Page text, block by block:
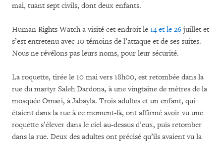
mai, tuant sept civils, dont deux enfants.
Human Rights Watch a visité cet endroit le 14 et le 26 juillet et
s’est entretenu avec 10 témoins de l’attaque et de ses suites.
Nous ne révélons pas leurs noms, pour leur sécurité.
La roquette, tirée le 10 mai vers 18h00, est retombée dans la
rue du martyr Saleh Dardona, à une vingtaine de mètres de la
mosquée Omari, à Jabayla. Trois adultes et un enfant, qui
étaient dans la rue à ce moment-là, ont affirmé avoir vu une
roquette s’élever dans le ciel au-dessus d’eux, puis retomber
dans la rue. Deux des adultes ont précisé qu’ils avaient vu la